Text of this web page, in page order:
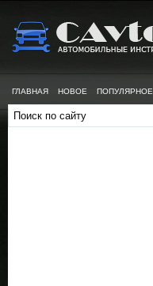
ГЛАВНАЯ НОВОЕ ПОПУЛЯРНОЕ